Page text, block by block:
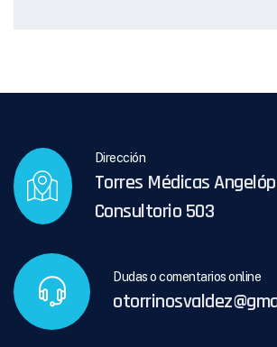
Dirección
Torres Médicas
Consultorio 503
Dudas o comentarios online